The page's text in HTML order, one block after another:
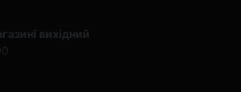
вихідний